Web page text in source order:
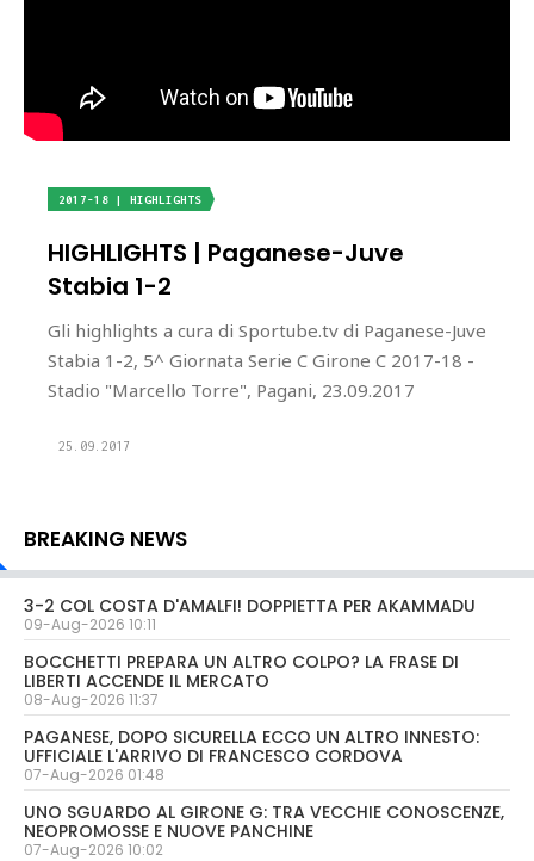
2017-18 | HIGHLIGHTS
HIGHLIGHTS | Paganese-Juve
Stabia 1-2
Gli highlights a cura di Sportube.tv di Paganese-Juve
Stabia 1-2, 5^ Giornata Serie C Girone C 2017-18 -
Stadio "Marcello Torre", Pagani, 23.09.2017
25.09.2017
BREAKING NEWS
3-2 COL COSTA D'AMALFI! DOPPIETTA PER AKAMMADU
09-Aug-2026 10:11
BOCCHETTI PREPARA UN ALTRO COLPO? LA FRASE DI
LIBERTI ACCENDE IL MERCATO
08-Aug-2026 11:37
PAGANESE, DOPO SICURELLA ECCO UN ALTRO INNESTO:
UFFICIALE L'ARRIVO DI FRANCESCO CORDOVA
07-Aug-2026 01:48
UNO SGUARDO AL GIRONE G: TRA VECCHIE CONOSCENZE,
NEOPROMOSSE E NUOVE PANCHINE
07-Aug-2026 10:02